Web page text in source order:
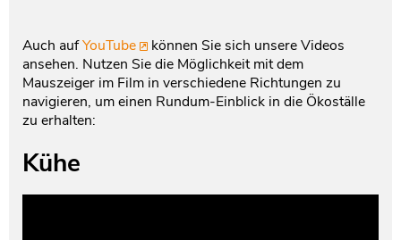
Auch aufYouTube können Sie sich unsere Videos
ansehen. Nutzen Sie die Möglichkeit mit dem
Mauszeiger im Film in verschiedene Richtungen zu
navigieren, um einen Rundum-Einblick in die Ökoställe
zu erhalten:
Kühe